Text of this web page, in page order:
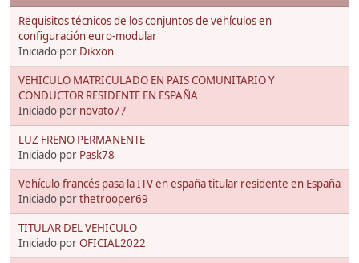
Requisitos técnicos de los conjuntos de vehículos en
configuración euro-modular
Iniciado por Dikxon
VEHICULO MATRICULADO EN PAIS COMUNITARIO Y
CONDUCTOR RESIDENTE EN ESPAÑA
Iniciado por novato77
LUZ FRENO PERMANENTE
Iniciado por Pask78
Vehículo francés pasa la ITV en españa titular residente en España
Iniciado porthetrooper69
TITULAR DEL VEHICULO
Iniciado porOFICIAL2022